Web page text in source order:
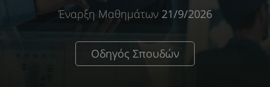
Έναρξη Μαθημάτων 21/9/2026
Οδηγός Σπουδών